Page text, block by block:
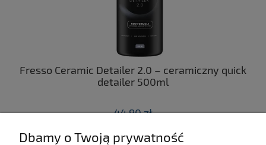
Fresso Ceramic Detailer 2.0 – ceramiczny quick
detailer 500ml
44,90 zł
do koszyka
Dbamy o Twoją prywatność